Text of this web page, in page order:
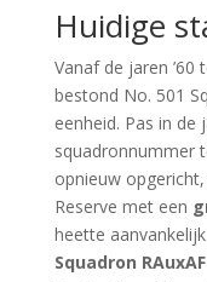
Huidige
Vanaf de jaren
bestond No. 501
eenheid. Pas in de
squadronnummer
opnieuw
Reserve met een
heette aanvankelijk
Squadron RAuxAF